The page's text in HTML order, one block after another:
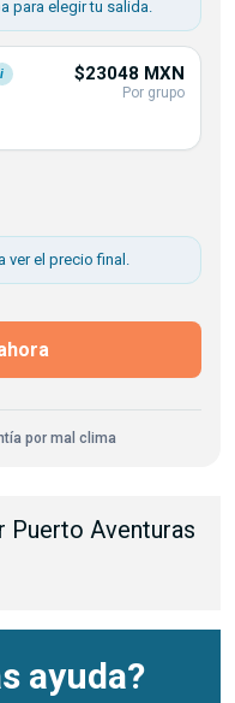
para elegir tu salida.
i $23048 MXN
Por grupo
ver el precio final.
por mal clima
Puerto Aventuras
ayuda?